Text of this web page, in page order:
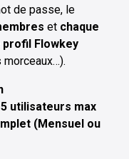
de passe, le
et chaque
Flowkey
5 utilisateurs max
(Mensuel ou